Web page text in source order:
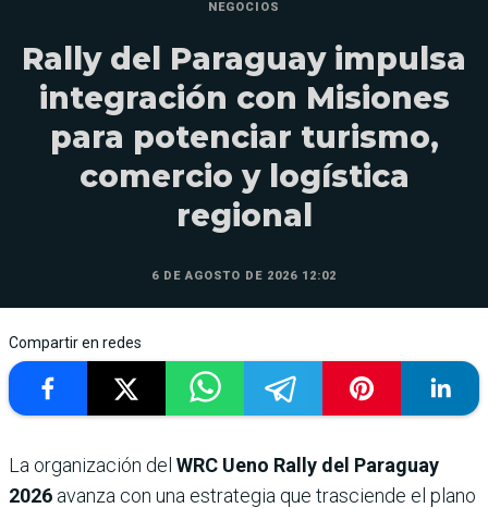
NEGOCIOS
Rally del Paraguay impulsa
integración con Misiones
para potenciar turismo,
comercio y logística
regional
6 DE AGOSTO DE 2026 12:02
Compartir en redes
La organización del WRC Ueno Rally del Paraguay
2026 avanza con una estrategia que trasciende el plano